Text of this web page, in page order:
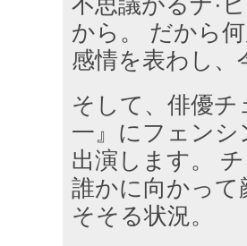
から。 だから
感情を表わし、
そして、俳優チ
一』にフェンシ
出演します。
誰かに向かって
そそる状況。